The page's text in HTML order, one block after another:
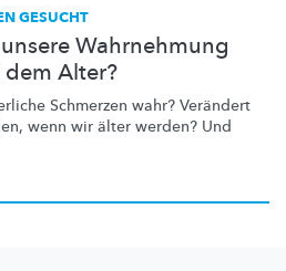
GESUCHT
Wahrnehmung
Alter?
Schmerzen wahr? Verändert
wenn wir älter werden? Und